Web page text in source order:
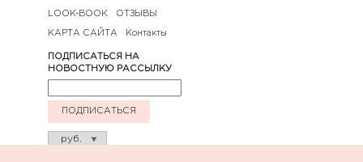
LOOK-BOOK ОТЗЫВЫ
КАРТА САЙТА Контакты
ПОДПИСАТЬСЯ НА
НОВОСТНУЮ РАССЫЛКУ
ПОДПИСАТЬСЯ